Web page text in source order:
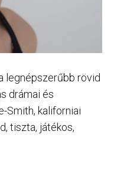
legnépszerűbb rövid
drámai és
Smith, kaliforniai
tiszta, játékos,